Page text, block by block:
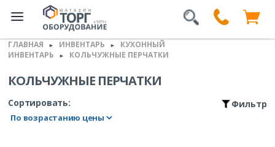
ГЛАВНАЯ ► ИНВЕНТАРЬ ►
КУХОННЫЙ
ИНВЕНТАРЬ
► КОЛЬЧУЖНЫЕ ПЕРЧАТКИ
КОЛЬЧУЖНЫЕ ПЕРЧАТКИ
Сортировать: Фильтр